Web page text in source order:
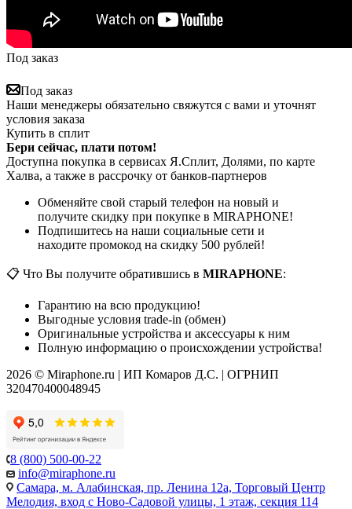
Под заказ
Под заказ
Наши менеджеры обязательно свяжутся с вами и уточнят
условия заказа
Купить в сплит
Бери сейчас, плати потом!
Доступна покупка в сервисах Я.Сплит, Долями, по карте
Халва, а также в рассрочку от банков-партнеров
Обменяйте свой старый телефон на новый и
получите скидку при покупке в MIRAPHONE!
Подпишитесь на наши социальные сети и
находите промокод на скидку 500 рублей!
📋 Что Вы получите обратившись в MIRAPHONE:
Гарантию на всю продукцию!
Выгодные условия trade-in (обмен)
Оригинальные устройства и аксессуары к ним
Полную информацию о происхождении устройства!
2026 © Miraphone.ru | ИП Комаров Д.С. | ОГРНИП
320470400048945
8 (800) 500-00-22
info@miraphone.ru
Самара, м. Алабинская, пр. Ленина 12а, Торговый Центр
Мелодия, вход с Ново-Садовой улицы, 1 этаж, секция 114